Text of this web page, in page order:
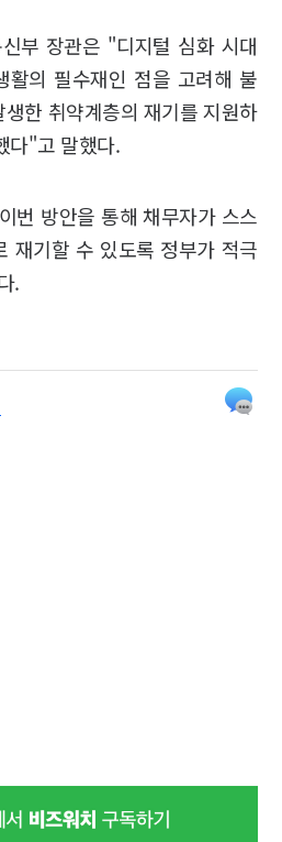
부 장관은 "디지털 심화 시대
활의 필수재인 점을 고려해 불
한 취약계층의 재기를 지원하
다"고 말했다.
번 방안을 통해 채무자가 스스
재기할 수 있도록 정부가 적극
.